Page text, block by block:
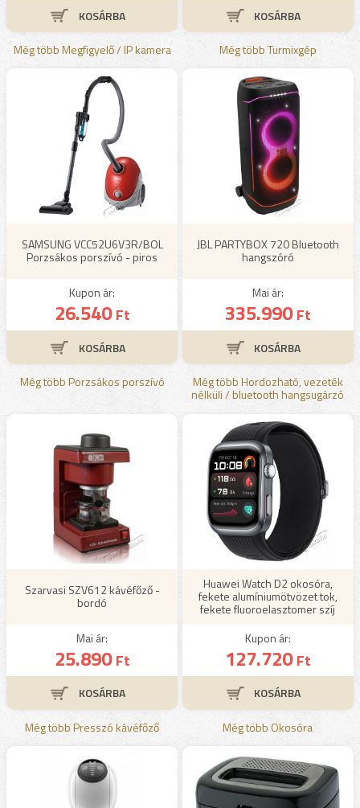
Még több Megfigyelő / IP kamera Még több Turmixgép
SAMSUNG VCC52U6V3R/BOL
Porzsákos porszívó - piros
Kupon ár:
26.540Ft
Még több Porzsákos porszívó
JBL PARTYBOX 720 Bluetooth
hangszóró
Mai ár:
335.990Ft
Még több Hordozható, vezeték
nélküli / bluetooth hangsugárzó
Szarvasi SZV612 kávéfőző -
bordó
Mai ár:
25.890Ft
Még több Presszó kávéfőző
Huawei Watch D2 okosóra,
fekete alumíniumötvözet tok,
fekete fluoroelasztomer szíj
Kupon ár:
127.720Ft
Még több Okosóra